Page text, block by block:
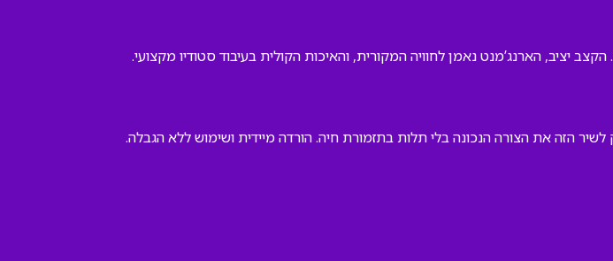
הארנג’מנט נאמן לחוויה המקורית, והאיכות הקולית בעיבוד סטודיו מקצועי.
הזה את הצורה הנכונה בלי תלות בתזמורת חיה. הורדה מיידית ושימוש ללא הגבלה.